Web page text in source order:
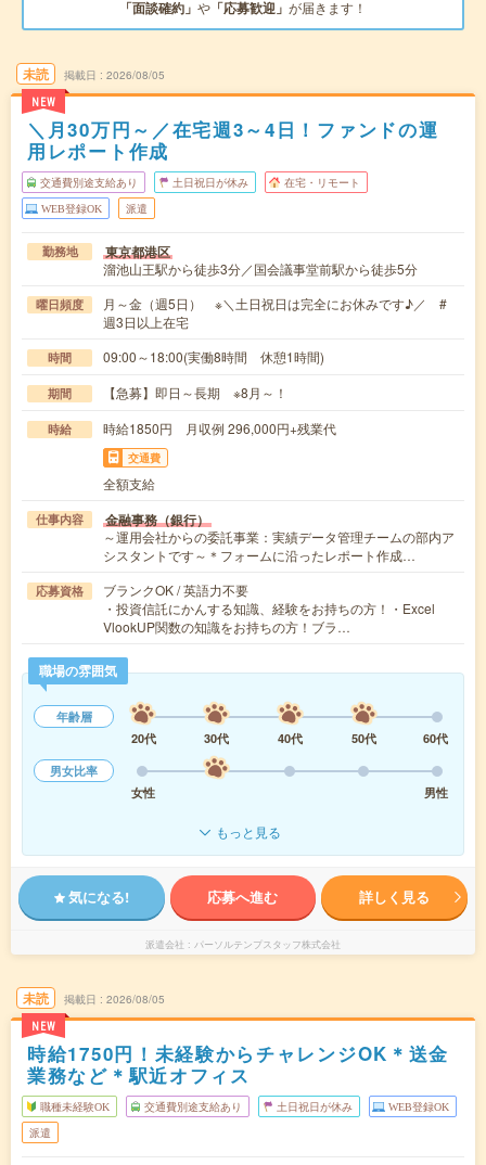
「面談確約」 や 「応募歓迎」 が届きます！
未読
NEW
掲載日 2026/08/05
＼月30万円～／在宅週3～4日！ファンドの運
用レポート作成
交通費別途支給あり 土日祝日が休み 在宅・リモート
WEB登録OK 派遣
勤務地 東京都港区
溜池山王駅から徒歩3分／国会議事堂前駅から徒歩5分
曜日頻度
月～金（週5日） ※＼土日祝日は完全にお休みです♪／ #
週3日以上在宅
時間 09:00～18:00(実働8時間 休憩1時間)
期間 【急募】即日～長期 ※8月～！
時給 時給1850円 月収例 296,000円+残業代
交通費
全額支給
仕事内容 金融事務（銀行）
～運用会社からの委託事業：実績データ管理チームの部内ア
シスタントです～＊フォームに沿ったレポート作成…
応募資格
ブランクOK / 英語力不要
・投資信託にかんする知識、経験をお持ちの方！・Excel
VlookUP関数の知識をお持ちの方！ブラ…
職場の雰囲気
年齢層
20代
30代 40代 50代
60代
男女比率
女性
男性
もっと見る
気になる! 応募へ進む 詳しく見る
派遣会社 パーソルテンプスタッフ株式会社
未読
NEW
掲載日 2026/08/05
時給1750円！未経験からチャレンジOK＊送金
業務など＊駅近オフィス
職種未経験OK 交通費別途支給あり 土日祝日が休み WEB登録OK
派遣